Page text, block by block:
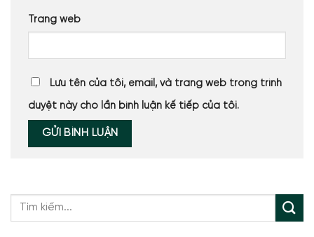
Trang web
Lưu tên của tôi, email, và trang web trong trình
duyệt này cho lần bình luận kế tiếp của tôi.